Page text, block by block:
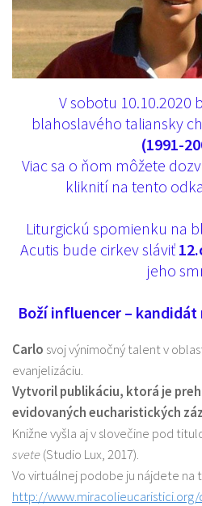
V sobotu 10.10.2020
blahoslavého taliansky
(1991-
Viac sa o ňom môžete
kliknití na tento
Liturgickú spomienku na
Acutis bude cirkev sláviť
jeho
Boží influencer –
Carlo svoj výnimočný talent v
evanjelizáciu.
Vytvoril publikáciu, ktorá je
evidovaných eucharistických
Knižne vyšla aj v slovečine pod
svete(Studio Lux, 2017).
Vo virtuálnej podobe ju nájdete na
http://